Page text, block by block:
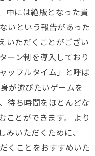
中には絶版となった貴
いという報告があった
いただくことがござい
ーン制を導入しており
ッフルタイム」と呼ば
が遊びたいゲームを
待ち時間をほとんどな
ことができます。 より
いただくために、
くことをおすすめいた